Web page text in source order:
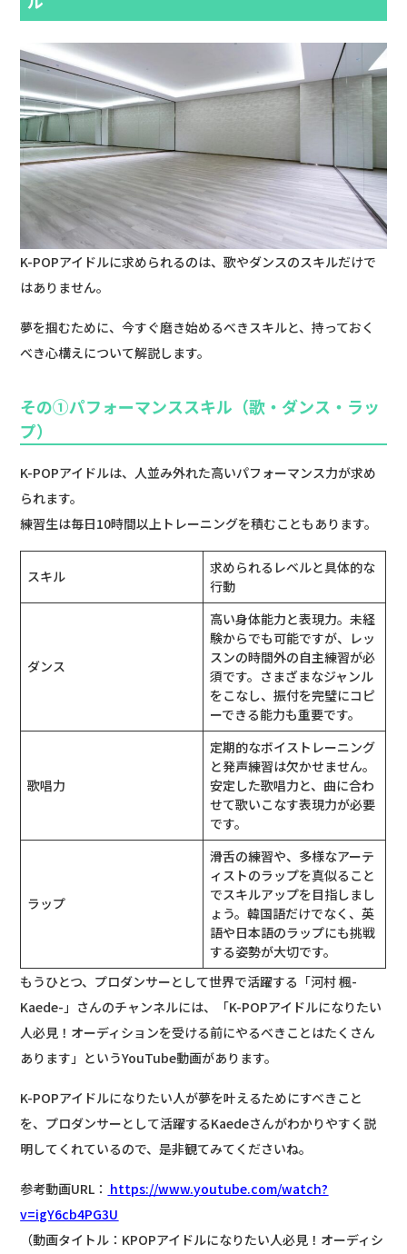
K-POPアイドルに求められるのは、歌やダンスのスキルだけで
はありません。
夢を掴むために、今すぐ磨き始めるべきスキルと、持っておく
べき心構えについて解説します。
その①パフォーマンススキル（歌・ダンス・ラッ
プ）
K-POPアイドルは、人並み外れた高いパフォーマンス力が求め
られます。
練習生は毎日10時間以上トレーニングを積むこともあります。
スキル
求められるレベルと具体的な
行動
ダンス
高い身体能力と表現力。未経
験からでも可能ですが、レッ
スンの時間外の自主練習が必
須です。さまざまなジャンル
をこなし、振付を完璧にコピ
ーできる能力も重要です。
歌唱力
定期的なボイストレーニング
と発声練習は欠かせません。
安定した歌唱力と、曲に合わ
せて歌いこなす表現力が必要
です。
ラップ
滑舌の練習や、多様なアーテ
ィストのラップを真似ること
でスキルアップを目指しまし
ょう。韓国語だけでなく、英
語や日本語のラップにも挑戦
する姿勢が大切です。
もうひとつ、プロダンサーとして世界で活躍する「河村 楓-
Kaede-」さんのチャンネルには、「K-POPアイドルになりたい
人必見！オーディションを受ける前にやるべきことはたくさん
あります」というYouTube動画があります。
K-POPアイドルになりたい人が夢を叶えるためにすべきこと
を、プロダンサーとして活躍するKaedeさんがわかりやすく説
明してくれているので、是非観てみてくださいね。
参考動画URL： https://www.youtube.com/watch?
v=igY6cb4PG3U
（動画タイトル：KPOPアイドルになりたい人必見！オーディシ